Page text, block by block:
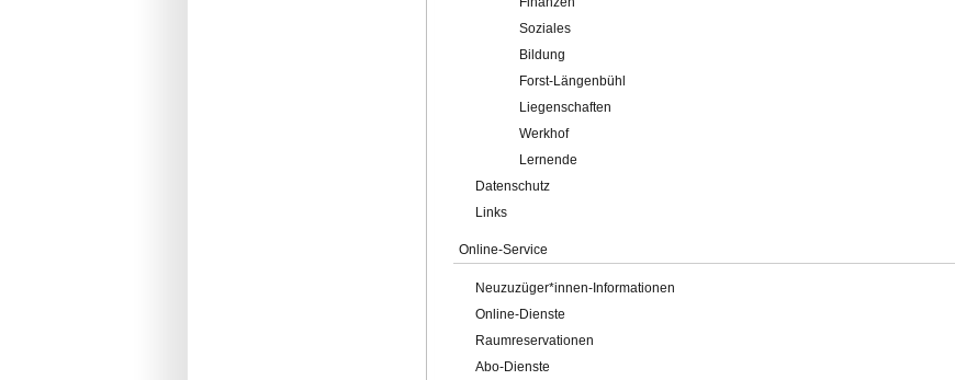
Soziales
Bildung
Forst-Längenbühl
Liegenschaften
Werkhof
Lernende
Datenschutz
Links
Online-Service
Neuzuzüger*innen-Informationen
Online-Dienste
Raumreservationen
Abo-Dienste